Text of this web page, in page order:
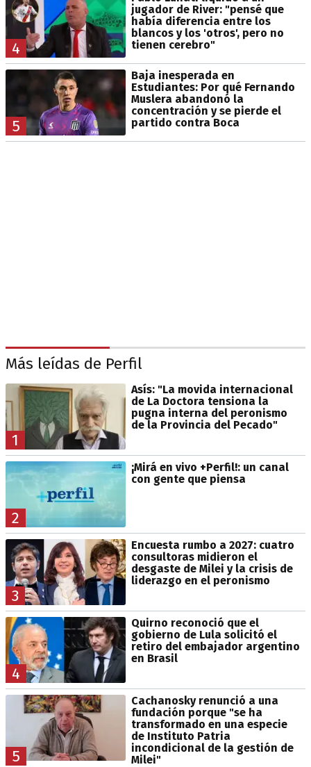
4
jugador de River: "pensé que
había diferencia entre los
blancos y los 'otros', pero no
tienen cerebro"
5
Baja inesperada en
Estudiantes: Por qué Fernando
Muslera abandonó la
concentración y se pierde el
partido contra Boca
Más leídas de Perfil
1
Asís: "La movida internacional
de La Doctora tensiona la
pugna interna del peronismo
de la Provincia del Pecado"
2
¡Mirá en vivo +Perfil!: un canal
con gente que piensa
3
Encuesta rumbo a 2027: cuatro
consultoras midieron el
desgaste de Milei y la crisis de
liderazgo en el peronismo
4
Quirno reconoció que el
gobierno de Lula solicitó el
retiro del embajador argentino
en Brasil
5
Cachanosky renunció a una
fundación porque "se ha
transformado en una especie
de Instituto Patria
incondicional de la gestión de
Milei"